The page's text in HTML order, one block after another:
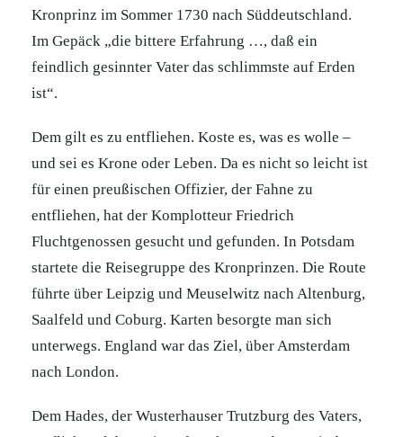
Kronprinz im Sommer 1730 nach Süddeutschland.
Im Gepäck „die bittere Erfahrung …, daß ein
feindlich gesinnter Vater das schlimmste auf Erden
ist“.
Dem gilt es zu entfliehen. Koste es, was es wolle –
und sei es Krone oder Leben. Da es nicht so leicht ist
für einen preußischen Offizier, der Fahne zu
entfliehen, hat der Komplotteur Friedrich
Fluchtgenossen gesucht und gefunden. In Potsdam
startete die Reisegruppe des Kronprinzen. Die Route
führte über Leipzig und Meuselwitz nach Altenburg,
Saalfeld und Coburg. Karten besorgte man sich
unterwegs. England war das Ziel, über Amsterdam
nach London.
Dem Hades, der Wusterhauser Trutzburg des Vaters,